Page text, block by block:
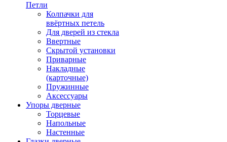
Петли
Колпачки для
ввёртных петель
Для дверей из стекла
Ввертные
Скрытой установки
Приварные
Накладные
(карточные)
Пружинные
Аксессуары
Упоры дверные
Торцевые
Напольные
Настенные